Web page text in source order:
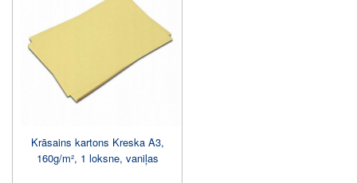
Krāsains kartons Kreska A3,
160g/m², 1 loksne, vaniļas